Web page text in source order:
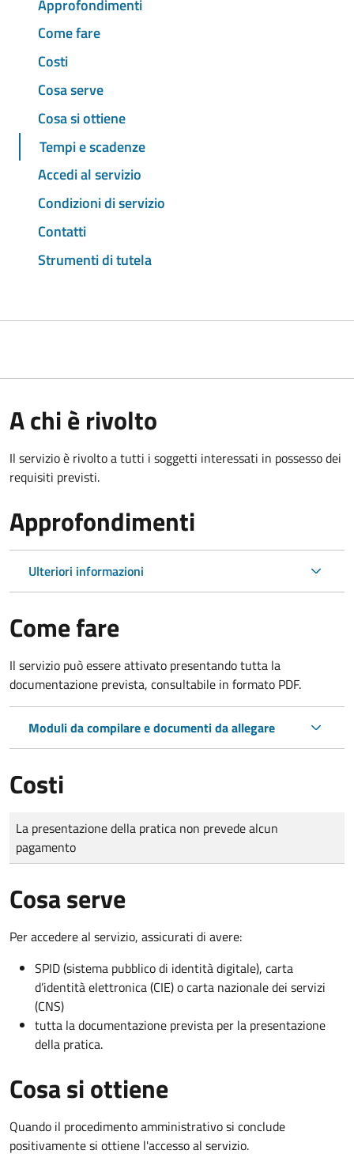
Approfondimenti
Come fare
Costi
Cosa serve
Cosa si ottiene
Tempi e scadenze
Accedi al servizio
Condizioni di servizio
Contatti
Strumenti di tutela
A chi è rivolto
Il servizio è rivolto a tutti i soggetti interessati in possesso dei
requisiti previsti.
Approfondimenti
Ulteriori informazioni
Come fare
Il servizio può essere attivato presentando tutta la
documentazione prevista, consultabile in formato PDF.
Moduli da compilare e documenti da allegare
Costi
Tipo di pagamento
Importo
La presentazione della pratica non prevede alcun
pagamento
Cosa serve
Per accedere al servizio, assicurati di avere:
SPID (sistema pubblico di identità digitale), carta
d’identità elettronica (CIE) o carta nazionale dei servizi
(CNS)
tutta la documentazione prevista per la presentazione
della pratica.
Cosa si ottiene
Quando il procedimento amministrativo si conclude
positivamente si ottiene l'accesso al servizio.